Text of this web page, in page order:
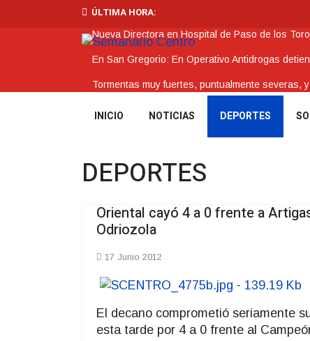
ÚLTIMA HORA:
Nueva Directora en Hospital de Paso de los
En San Gregorio: En Operativo Antidrogas
Tormentas muy fuertes, puntualmente severas,
Futuro de Club Náutico y Estancia de los
INICIO NOTICIAS DEPORTES
DEPORTES
Oriental cayó 4 a 0 frente a
Odriozola
17 Junio 2012
El decano comprometió seriamente
esta tarde por 4 a 0 frente al